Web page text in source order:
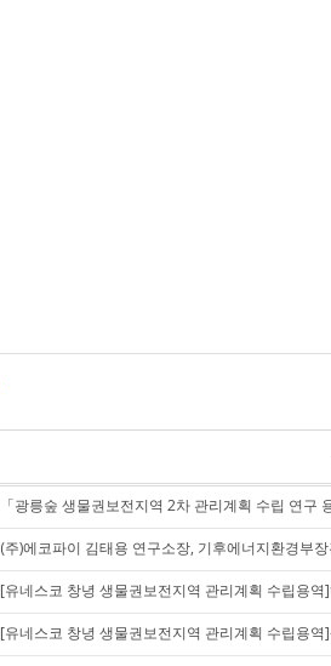
「광릉숲 생물권보전지역 2차 관리계획 수립 연구
(주)에코파이 김태용 연구소장, 기후에너지환경부
[유네스코 창녕 생물권보전지역 관리계획 수립용역
[유네스코 창녕 생물권보전지역 관리계획 수립용